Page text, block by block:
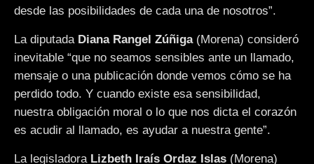
desde las posibilidades de cada una de nosotros”.
La diputada Diana Rangel Zúñiga(Morena) consideró
inevitable “que no seamos sensibles ante un llamado,
mensaje o una publicación donde vemos cómo se ha
perdido todo. Y cuando existe esa sensibilidad,
nuestra obligación moral o lo que nos dicta el corazón
es acudir al llamado, es ayudar a nuestra gente”.
La legisladora Lizbeth Iraís Ordaz Islas (Morena)